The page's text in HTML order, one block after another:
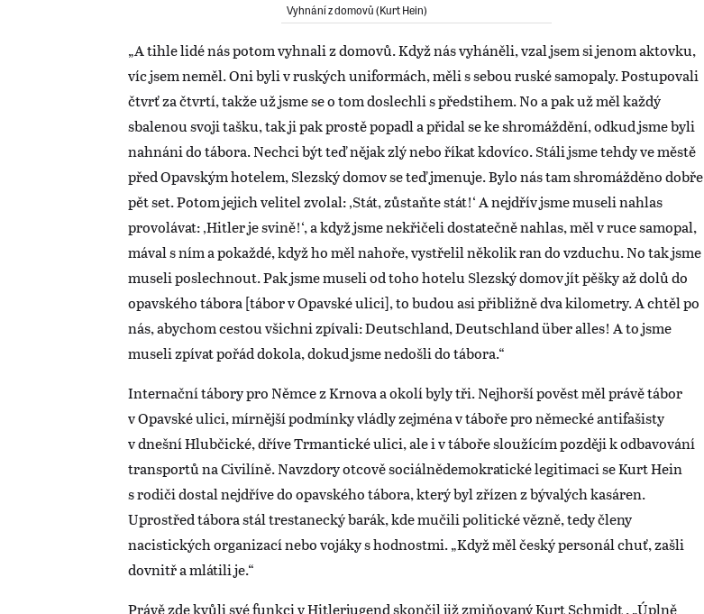
Vyhnání z domovů (Kurt Hein)
„A tihle lidé nás potom vyhnali z domovů. Když nás vyháněli, vzal jsem si jenom aktovku,
víc jsem neměl. Oni byli v ruských uniformách, měli s sebou ruské samopaly. Postupovali
čtvrť za čtvrtí, takže už jsme se o tom doslechli s předstihem. No a pak už měl každý
sbalenou svoji tašku, tak ji pak prostě popadl a přidal se ke shromáždění, odkud jsme byli
nahnáni do tábora. Nechci být teď nějak zlý nebo říkat kdovíco. Stáli jsme tehdy ve městě
před Opavským hotelem, Slezský domov se teď jmenuje. Bylo nás tam shromážděno dobře
pět set. Potom jejich velitel zvolal: ‚Stát, zůstaňte stát!‘ A nejdřív jsme museli nahlas
provolávat: ‚Hitler je svině!‘, a když jsme nekřičeli dostatečně nahlas, měl v ruce samopal,
mával s ním a pokaždé, když ho měl nahoře, vystřelil několik ran do vzduchu. No tak jsme
museli poslechnout. Pak jsme museli od toho hotelu Slezský domov jít pěšky až dolů do
opavského tábora [tábor v Opavské ulici], to budou asi přibližně dva kilometry. A chtěl po
nás, abychom cestou všichni zpívali: Deutschland, Deutschland über alles! A to jsme
museli zpívat pořád dokola, dokud jsme nedošli do tábora.“
Internační tábory pro Němce z Krnova a okolí byly tři. Nejhorší pověst měl právě tábor
v Opavské ulici, mírnější podmínky vládly zejména v táboře pro německé antifašisty
v dnešní Hlubčické, dříve Trmantické ulici, ale i v táboře sloužícím později k odbavování
transportů na Civilíně. Navzdory otcově sociálnědemokratické legitimaci se Kurt Hein
s rodiči dostal nejdříve do opavského tábora, který byl zřízen z bývalých kasáren.
Uprostřed tábora stál trestanecký barák, kde mučili politické vězně, tedy členy
nacistických organizací nebo vojáky s hodnostmi. „Když měl český personál chuť, zašli
dovnitř a mlátili je.“
Právě zde kvůli své funkci v Hitlerjugend skončil již zmiňovaný Kurt Schmidt . „Úplně